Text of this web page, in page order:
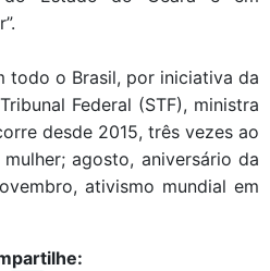
todo o Brasil, por iniciativa da
Federal (STF), ministra
desde 2015, três vezes ao
agosto, aniversário da
ativismo mundial em